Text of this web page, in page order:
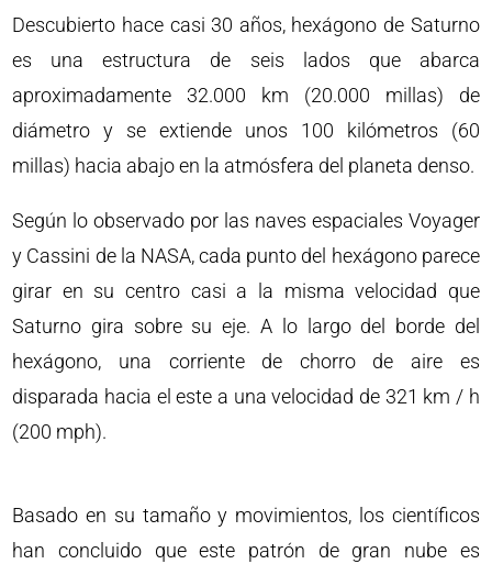
Descubierto hace casi 30 años, hexágono de Saturno
es una estructura de seis lados que abarca
aproximadamente 32.000 km (20.000 millas) de
diámetro y se extiende unos 100 kilómetros (60
millas) hacia abajo en la atmósfera del planeta denso.
Según lo observado por las naves espaciales Voyager
y Cassini de la NASA, cada punto del hexágono parece
girar en su centro casi a la misma velocidad que
Saturno gira sobre su eje. A lo largo del borde del
hexágono, una corriente de chorro de aire es
disparada hacia el este a una velocidad de 321 km / h
(200 mph).
Basado en su tamaño y movimientos, los científicos
han concluido que este patrón de gran nube es